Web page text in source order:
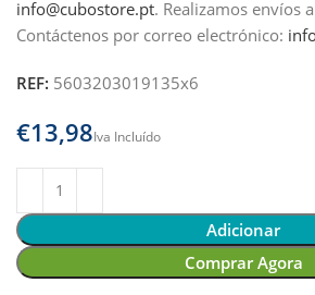
info@cubostore.pt. Realizamos envíos
Contáctenos por correo electrónico:
REF: 5603203019135x6
€
Adicionar
Comprar Agora